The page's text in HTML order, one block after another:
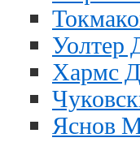
Уолтер
Хармс
Яснов